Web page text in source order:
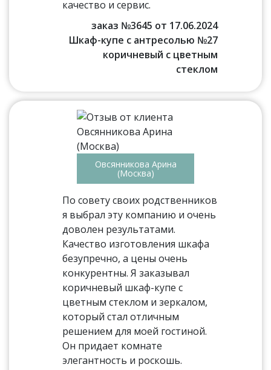
качество и сервис.
заказ №3645 от 17.06.2024
Шкаф-купе с антресолью №27
коричневый с цветным
стеклом
Овсянникова Арина
(Москва)
По совету своих родственников
я выбрал эту компанию и очень
доволен результатами.
Качество изготовления шкафа
безупречно, а цены очень
конкурентны. Я заказывал
коричневый шкаф-купе с
цветным стеклом и зеркалом,
который стал отличным
решением для моей гостиной.
Он придает комнате
элегантность и роскошь.